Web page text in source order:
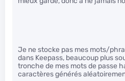
Je ne stocke pas mes mots/
dans Keepass, beaucoup plus
tronche de mes mots de passe
caractères générés